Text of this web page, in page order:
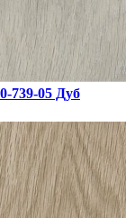
739-05 Дуб